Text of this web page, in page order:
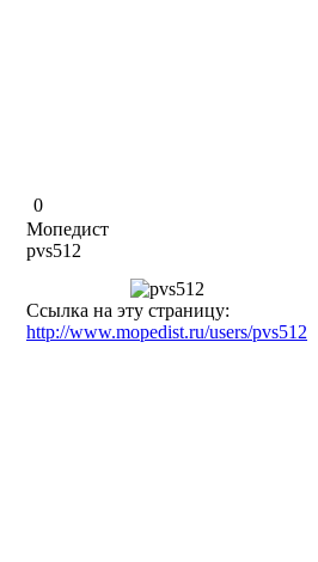
0
Мопедист
pvs512
Ссылка на эту страницу:
http://www.mopedist.ru/users/pvs512